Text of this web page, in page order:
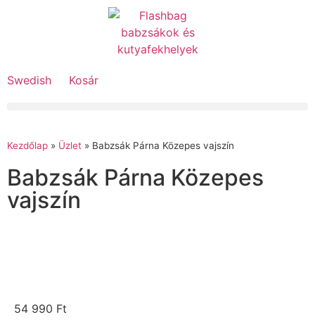
Swedish Kosár
Kezdőlap » Üzlet » Babzsák Párna Közepes vajszín
Babzsák Párna Közepes
vajszín
54 990 Ft